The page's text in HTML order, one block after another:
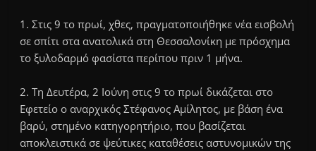
1. Στις 9 το πρωί, χθες, πραγματοποιήθηκε νέα εισβολή
σε σπίτι στα ανατολικά στη Θεσσαλονίκη με πρόσχημα
το ξυλοδαρμό φασίστα περίπου πριν 1 μήνα.
2. Τη Δευτέρα, 2 Ιούνη στις 9 το πρωί δικάζεται στο
Εφετείο ο αναρχικός Στέφανος Αμίλητος, με βάση ένα
βαρύ, στημένο κατηγορητήριο, που βασίζεται
αποκλειστικά σε ψεύτικες καταθέσεις αστυνομικών της